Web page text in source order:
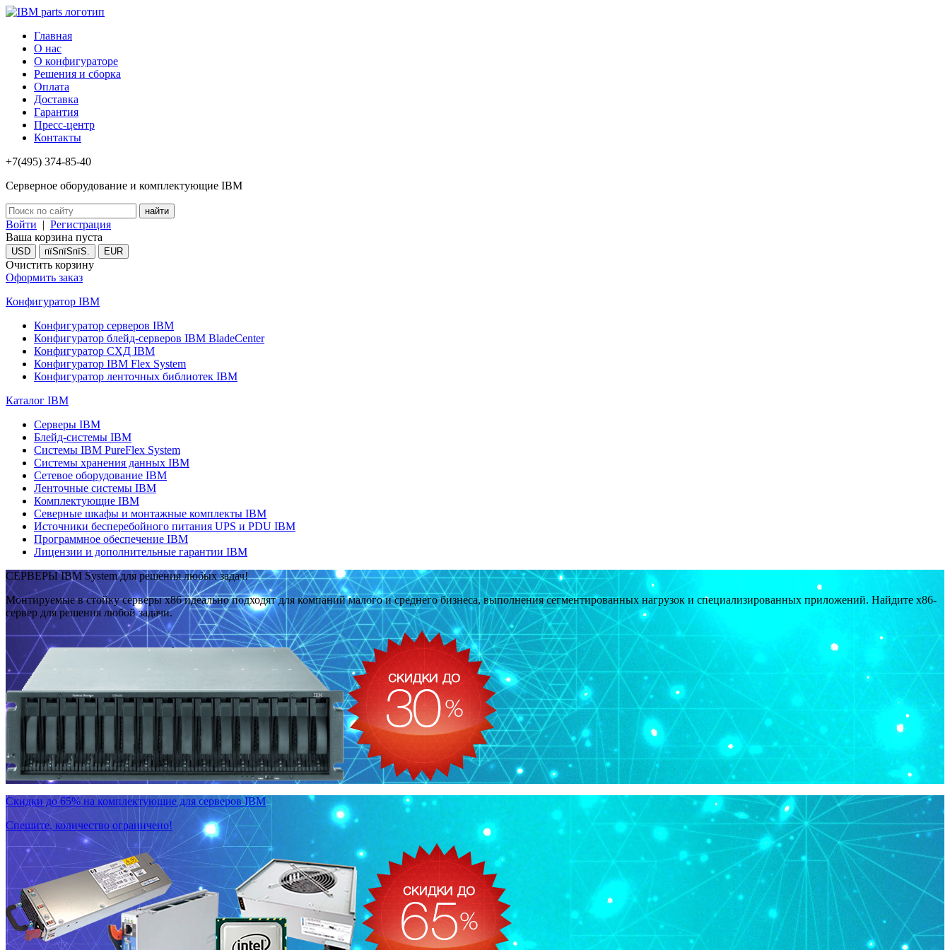
Главная
О нас
О конфигураторе
Решения и сборка
Оплата
Доставка
Гарантия
Пресс-центр
Контакты
+7(495) 374-85-40
Серверное оборудование и комплектующие IBM
Войти | Регистрация
Ваша корзина пуста
USD пїЅпїЅпїЅ. EUR
Очистить корзину
Оформить заказ
Конфигуратор IBM
Конфигуратор серверов IBM
Конфигуратор блейд-серверов IBM BladeCenter
Конфигуратор СХД IBM
Конфигуратор IBM Flex System
Конфигуратор ленточных библиотек IBM
Каталог IBM
Серверы IBM
Блейд-системы IBM
Системы IBM PureFlex System
Системы хранения данных IBM
Сетевое оборудование IBM
Ленточные системы IBM
Комплектующие IBM
Северные шкафы и монтажные комплекты IBM
Источники бесперебойного питания UPS и PDU IBM
Программное обеспечение IBM
Лицензии и дополнительные гарантии IBM
СЕРВЕРЫ IBM System для решения любых задач!
Монтируемые в стойку серверы x86 идеально подходят для компаний малого и среднего бизнеса, выполнения сегментированных нагрузок и специализированных приложений. Найдите x86-
сервер для решения любой задачи.
Скидки до 65% на комплектующие для серверов IBM
Спешите, количество ограничено!